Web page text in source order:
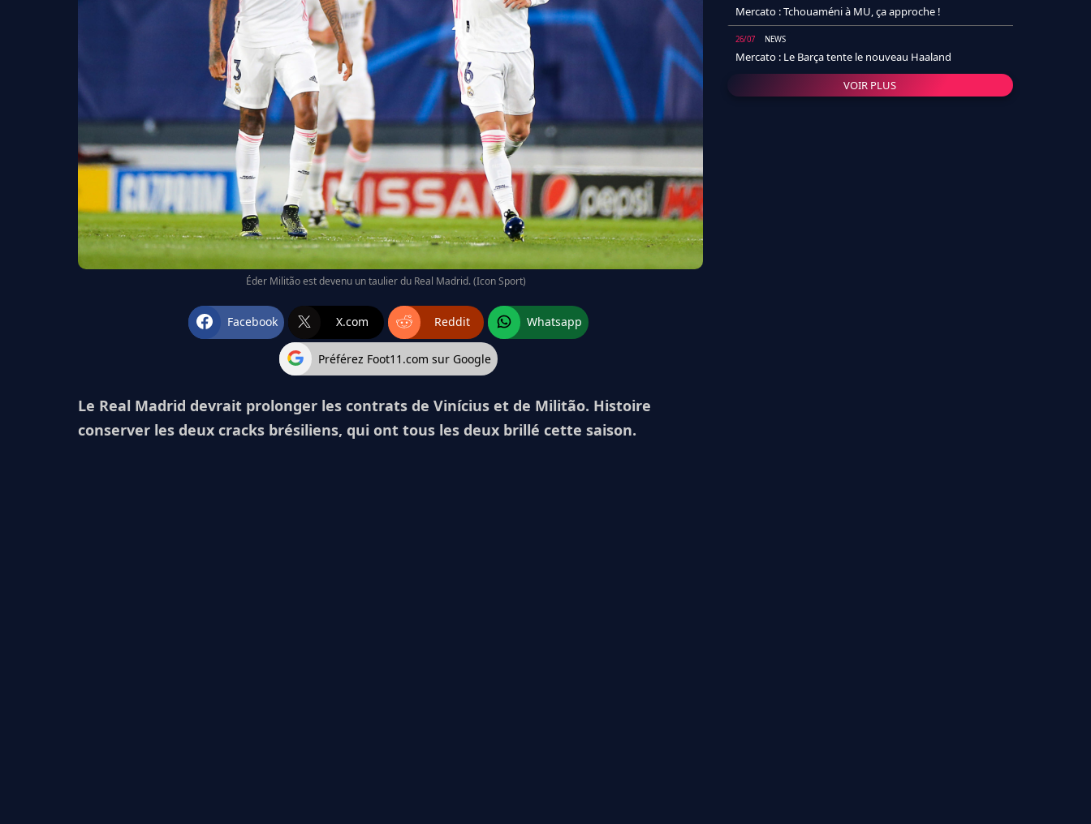
Éder Militão est devenu un taulier du Real Madrid. (Icon Sport)
Facebook X.com Reddit Whatsapp
Préférez Foot11.com sur Google
Le Real Madrid devrait prolonger les contrats de Vinícius et de Militão. Histoire
conserver les deux cracks brésiliens, qui ont tous les deux brillé cette saison.
Mercato : Tchouaméni à MU, ça approche !
26/07 NEWS
Mercato : Le Barça tente le nouveau Haaland
VOIR PLUS